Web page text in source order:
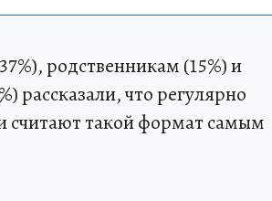
родственникам (15%) и
рассказали, что регулярно
считают такой формат самым